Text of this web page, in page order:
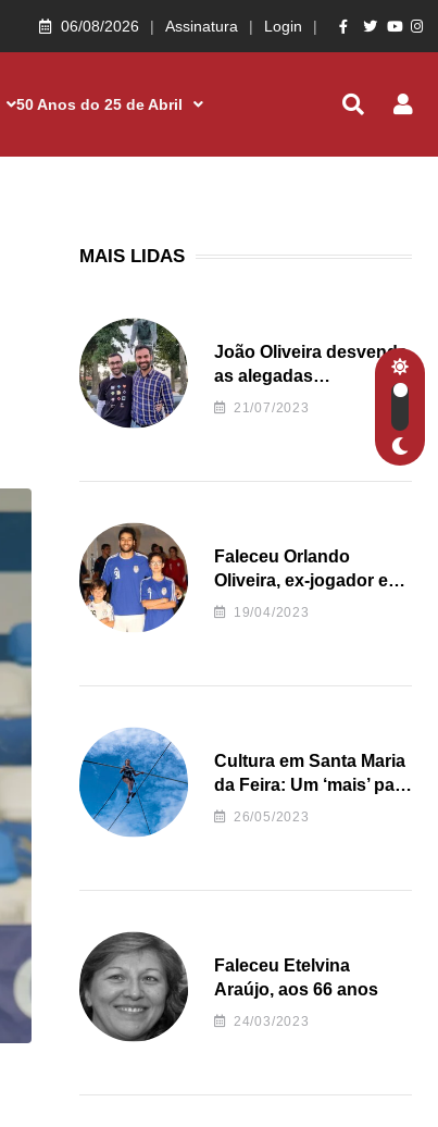
06/08/2026 Assinatura Login
50 Anos do 25 de Abril
MAIS LIDAS
João Oliveira desvenda
as alegadas
irregularidades da
Junta de Freguesia S.
21/07/2023
Faleceu Orlando
Oliveira, ex-jogador e
treinador da formação
19/04/2023
Cultura em Santa Maria
da Feira: Um ‘mais’ para
o Concelho
26/05/2023
Faleceu Etelvina
Araújo, aos 66 anos
24/03/2023